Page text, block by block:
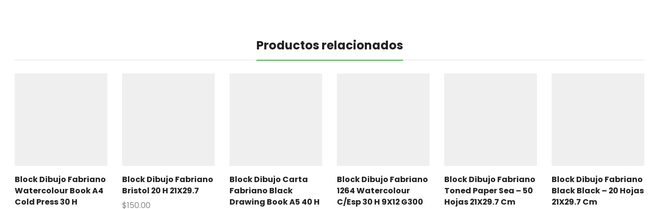
Productos relacionados
Block Dibujo Fabriano
Watercolour Book A4
Cold Press 30 H
Block Dibujo Fabriano
Bristol 20 H 21X29.7
$150.00
Block Dibujo Carta
Fabriano Black
Drawing Book A5 40 H
Block Dibujo Fabriano
1264 Watercolour
C/Esp 30 H 9X12 G300
Block Dibujo Fabriano
Toned Paper Sea – 50
Hojas 21X29.7 Cm
Block Dibujo Fabriano
Black Black – 20 Hojas
21X29.7 Cm